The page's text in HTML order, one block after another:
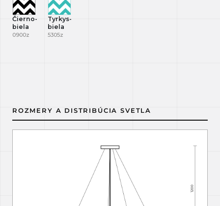
Čierno-
biela
0900z
Tyrkys-
biela
5305z
ROZMERY A DISTRIBÚCIA SVETLA